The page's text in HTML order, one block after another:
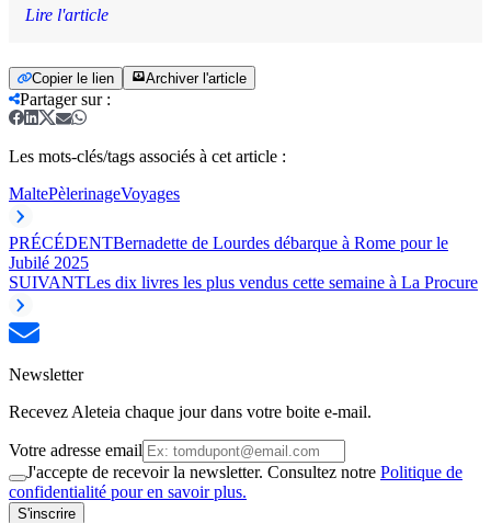
Lire l'article
Copier le lien Archiver l'article
Partager sur:
Les mots-clés/tags associés à cet article :
MaltePèlerinageVoyages
PRÉCÉDENTBernadette de Lourdes débarque à Rome pour le
Jubilé 2025
SUIVANTLes dix livres les plus vendus cette semaine à La Procure
Newsletter
Recevez Aleteia chaque jour dans votre boite e-mail.
Votre adresse email
J'accepte de recevoir la newsletter. Consultez notre Politique de
confidentialité pour en savoir plus.
S'inscrire